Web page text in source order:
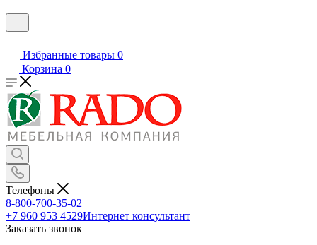
Избранные товары 0
Корзина 0
Телефоны
8-800-700-35-02
+7 960 953 4529Интернет консультант
Заказать звонок